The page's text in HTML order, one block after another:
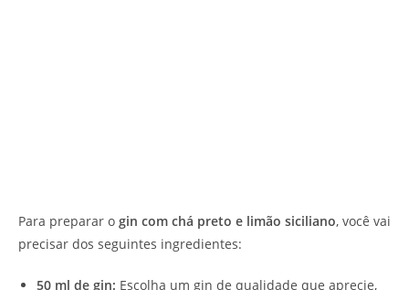
Para preparar o gin com chá preto e limão siciliano, você vai
precisar dos seguintes ingredientes:
50 ml de gin: Escolha um gin de qualidade que aprecie,